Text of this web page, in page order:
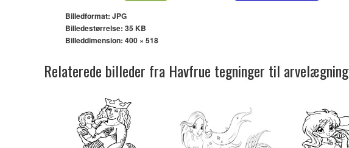
Billedformat: JPG
Billedestørrelse: 35 KB
Billeddimension: 400 × 518
Relaterede billeder fra Havfrue tegninger til arvelægning